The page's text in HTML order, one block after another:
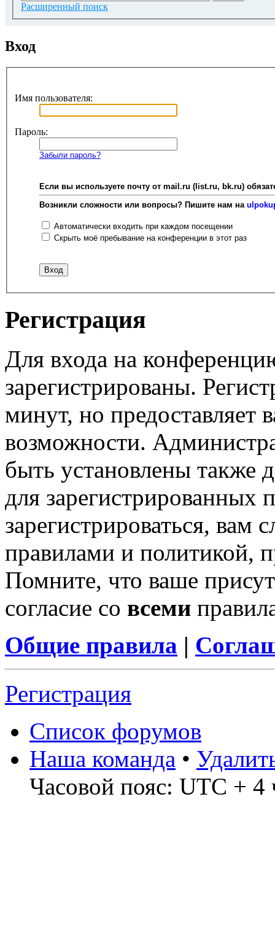
Расширенный поиск
Вход
Имя пользователя:
Пароль:
Забыли пароль?
Если вы используете почту от mail.ru (list.ru, bk.ru)
Возникли сложности или вопросы? Пишите нам на
Автоматически входить при каждом посещении
Скрыть моё пребывание на конференции в этот раз
Регистрация
Для входа на
зарегистрированы.
минут, но предоставляет
возможности.
быть установлены также
для зарегистрированных
зарегистрироваться, вам
правилами и политикой,
Помните, что ваше
согласие со всеми
Общие правила |
Регистрация
Список форумов
Наша команда •
Часовой пояс: UTC + 4